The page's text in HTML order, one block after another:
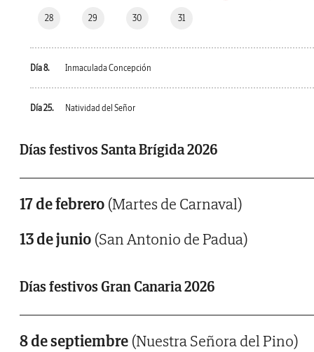
28 29 30 31
Día 8. Inmaculada Concepción
Día 25. Natividad del Señor
Días festivos Santa Brígida 2026
17 de febrero (Martes de Carnaval)
13 de junio (San Antonio de Padua)
Días festivos Gran Canaria 2026
8 de septiembre (Nuestra Señora del Pino)